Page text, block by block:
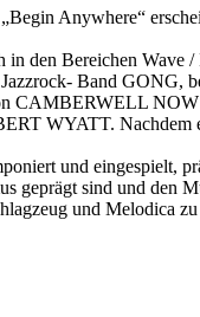
Anywhere“
den Bereichen Wave /
Band GONG,
CAMBERWELL NOW
WYATT. Nachdem
und eingespielt,
geprägt sind und den
und Melodica